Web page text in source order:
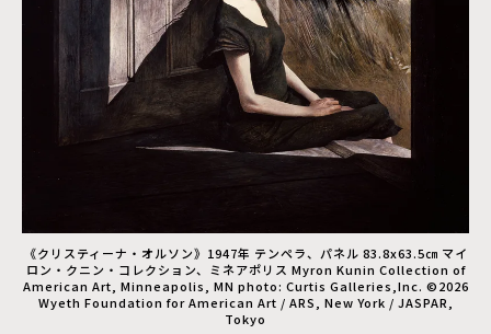
《クリスティーナ・オルソン》1947年 テンペラ、パネル 83.8x63.5㎝ マイ
ロン・クニン・コレクション、ミネアポリス Myron Kunin Collection of
American Art, Minneapolis, MN photo: Curtis Galleries,Inc. ©2026
Wyeth Foundation for American Art / ARS, New York / JASPAR,
Tokyo